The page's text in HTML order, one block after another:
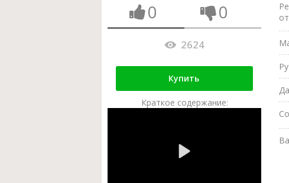
0 0
2624
Купить
Краткое содержание: